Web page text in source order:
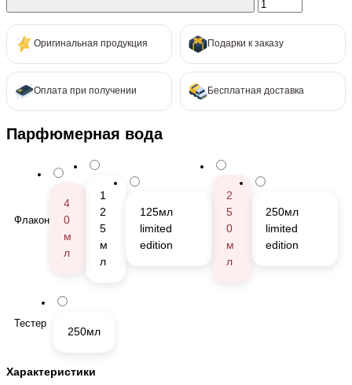
Оригинальная продукция Подарки к заказу
Оплата при получении Бесплатная доставка
Парфюмерная вода
Флакон
4
0
м
л
1
2
5
м
л
125мл
limited
edition
2
5
0
м
л
250мл
limited
edition
Тестер
250мл
Характеристики